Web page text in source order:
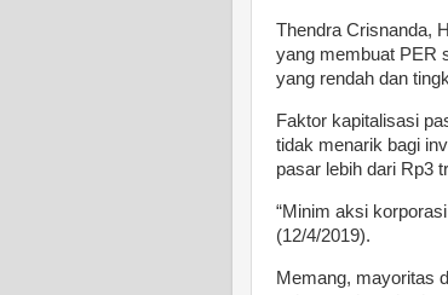
Thendra Crisnanda,
yang membuat PER
yang rendah dan
Faktor kapitalisasi
tidak menarik bagi
pasar lebih dari Rp3
“Minim aksi
(12/4/2019).
Memang, mayoritas